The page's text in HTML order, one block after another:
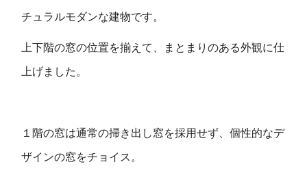
チュラルモダンな建物です。
上下階の窓の位置を揃えて、まとまりのある外観に仕
上げました。
１階の窓は通常の掃き出し窓を採用せず、個性的なデ
ザインの窓をチョイス。